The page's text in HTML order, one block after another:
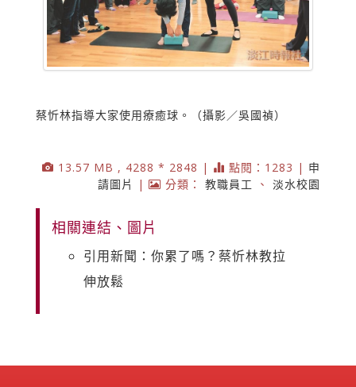
蔡忻林指導大家使用療癒球。（攝影／吳國禎）
13.57 MB , 4288 * 2848 | 點閱：1283 | 申
請圖片
| 分類： 教職員工 、 淡水校園
相關連結、圖片
引用新聞：你累了嗎？蔡忻林教拉
伸放鬆